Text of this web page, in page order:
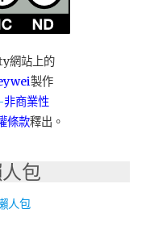
網站上的
製作
非商業性
條款釋出。
包